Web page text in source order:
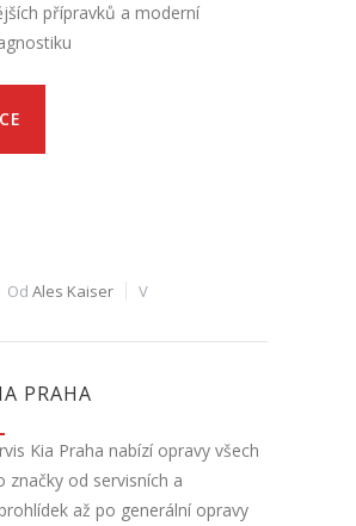
přípravků a moderní
Od Ales Kaiser V
PRAHA
Kia Praha nabízí opravy všech
od servisních a
až po generální opravy